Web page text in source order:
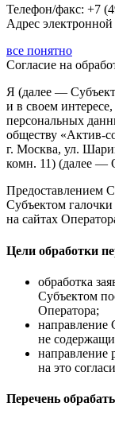
Телефон/факс: +7
Адрес
все понятно
Согласие на
Я (далее —
и в своем
персональных
обществу «Актив-
г. Москва, ул.
комн. 11) (далее —
Предоставлением
Субъектом
на сайтах
Цели обработки
обработка
Субъектом
Оператора;
направление
не
направление
на это
Перечень